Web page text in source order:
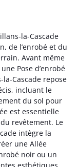
la-Cascade
de l’enrobé et du
Avant même
Pose d’enrobé
Cascade repose
incluant le
du sol pour
est essentielle
revêtement. Le
intègre la
une Allée
noir ou un